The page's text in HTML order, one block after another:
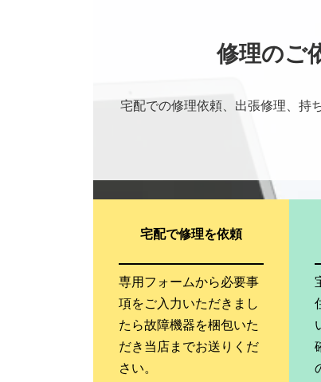
修理のご
宅配での修理依頼、出張修理、持
宅配で修理を依頼
専用フォームから必要事
項をご入力いただきまし
たら故障機器を梱包いた
だき当店までお送りくだ
さい。